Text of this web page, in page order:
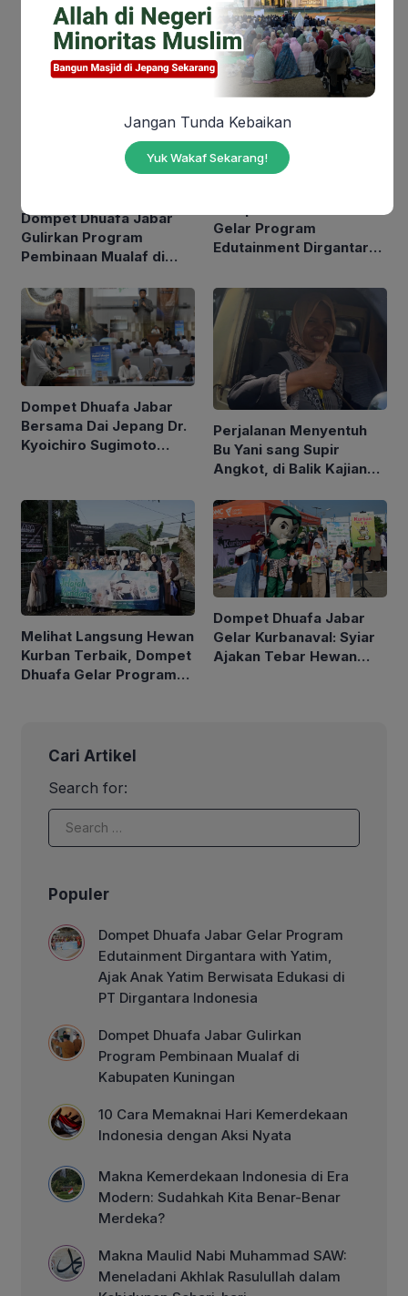
You might also like
Dompet Dhuafa Jabar
Gulirkan Program
Pembinaan Mualaf di
Gelar Program
Edutainment Dirgantara
Yatim Berwisata Edukasi
di PT Dirgantara
Indonesia
Dompet Dhuafa Jabar
Bersama Dai Jepang Dr.
Kyoichiro Sugimoto
Geliat Islam di Negeri
Sakura
Perjalanan Menyentuh
Bu Yani sang Supir
Angkot, di Balik Kajian
Dhuafa Jabar
Melihat Langsung Hewan
Kurban Terbaik, Dompet
Dhuafa Gelar Program
Dompet Dhuafa Jabar
Gelar Kurbanaval: Syiar
Ajakan Tebar Hewan
Cari Artikel
Search for:
Populer
Dompet Dhuafa Jabar Gelar Program
Edutainment Dirgantara with Yatim,
Ajak Anak Yatim Berwisata Edukasi di
PT Dirgantara Indonesia
Dompet Dhuafa Jabar Gulirkan
Program Pembinaan Mualaf di
Kabupaten Kuningan
10 Cara Memaknai Hari Kemerdekaan
Indonesia dengan Aksi Nyata
Makna Kemerdekaan Indonesia di Era
Modern: Sudahkah Kita Benar-Benar
Merdeka?
Makna Maulid Nabi Muhammad SAW:
Meneladani Akhlak Rasulullah dalam
Jangan Tunda Kebaikan
Yuk Wakaf Sekarang!